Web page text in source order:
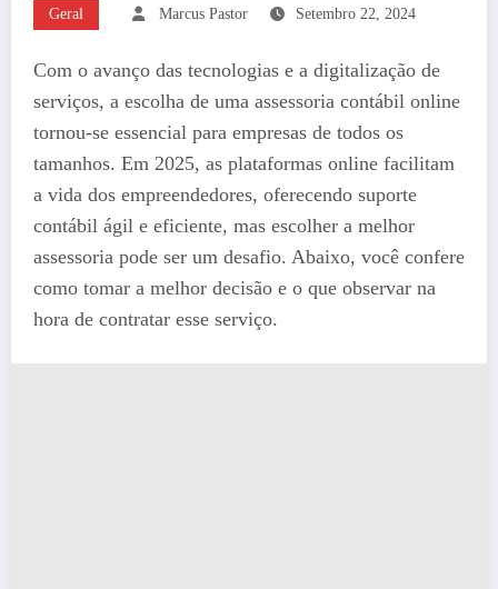
Geral Marcus Pastor Setembro 22, 2024
Com o avanço das tecnologias e a digitalização de
serviços, a escolha de uma assessoria contábil online
tornou-se essencial para empresas de todos os
tamanhos. Em 2025, as plataformas online facilitam
a vida dos empreendedores, oferecendo suporte
contábil ágil e eficiente, mas escolher a melhor
assessoria pode ser um desafio. Abaixo, você confere
como tomar a melhor decisão e o que observar na
hora de contratar esse serviço.